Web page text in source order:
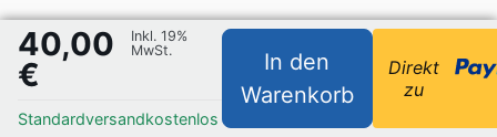
40,00
€
Inkl. 19%
MwSt.
Standardversandkostenlos
In den
Warenkorb
Direkt
zu